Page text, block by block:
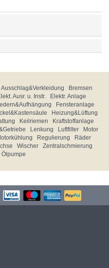
Ausschlag&Verkleidung
Bremsen
Ausr. u. Instr.
Elektr. Anlage
Fensteranlage
Heizung&Lüftung
Keilriemen
Kraftstoffanlage
Lenkung Luftfilter
Motor
Regulierung
Räder
Wischer
Zentralschmierung
Ölpumpe